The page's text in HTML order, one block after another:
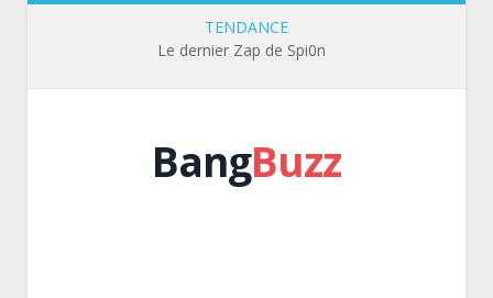
TENDANCE
Le dernier Zap de Spi0n
BangBuzz